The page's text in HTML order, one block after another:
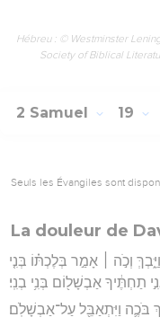
Hébreu : © Westminster
Society of Biblical
2 Samuel 19
Seuls les Évangiles sont
La douleur de
וְכֹ֣ה ׀ אָמַ֣ר בְּלֶכְתּ֗וֹ בְּנִ֤י
תַחְתֶּ֔יךָ אַבְשָׁל֖וֹם בְּנִ֥י בְנִֽי׃
בֹּכֶ֛ה וַיִּתְאַבֵּ֖ל עַל־אַבְשָׁלֹֽם׃